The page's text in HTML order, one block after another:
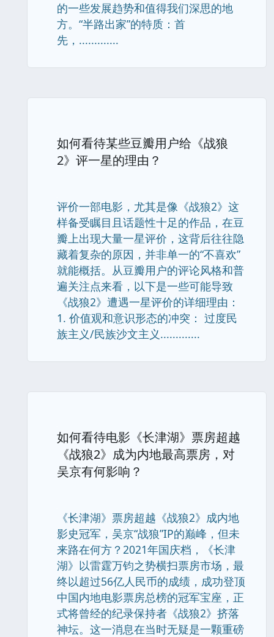
的一些发展趋势和值得我们深思的地
方。“半路出家”的特质：首
先，.............
如何看待某些豆瓣用户给《战狼
2》评一星的理由？
评价一部电影，尤其是像《战狼2》这
样备受瞩目且话题性十足的作品，在豆
瓣上出现大量一星评价，这背后往往隐
藏着复杂的原因，并非单一的“不喜欢”
就能概括。从豆瓣用户的评论风格和普
遍关注点来看，以下是一些可能导致
《战狼2》遭遇一星评价的详细理由：
1. 价值观和意识形态的冲突： 过度民
族主义/民族沙文主义.............
如何看待电影《长津湖》票房超越
《战狼2》成为内地最高票房，对
吴京有何影响？
《长津湖》票房超越《战狼2》成内地
影史冠军，吴京“战狼”IP的巅峰，但未
来路在何方？2021年国庆档，《长津
湖》以雷霆万钧之势横扫票房市场，最
终以超过56亿人民币的成绩，成功登顶
中国内地电影票房总榜的冠军宝座，正
式将曾经的纪录保持者《战狼2》挤落
神坛。这一消息在当时无疑是一颗重磅